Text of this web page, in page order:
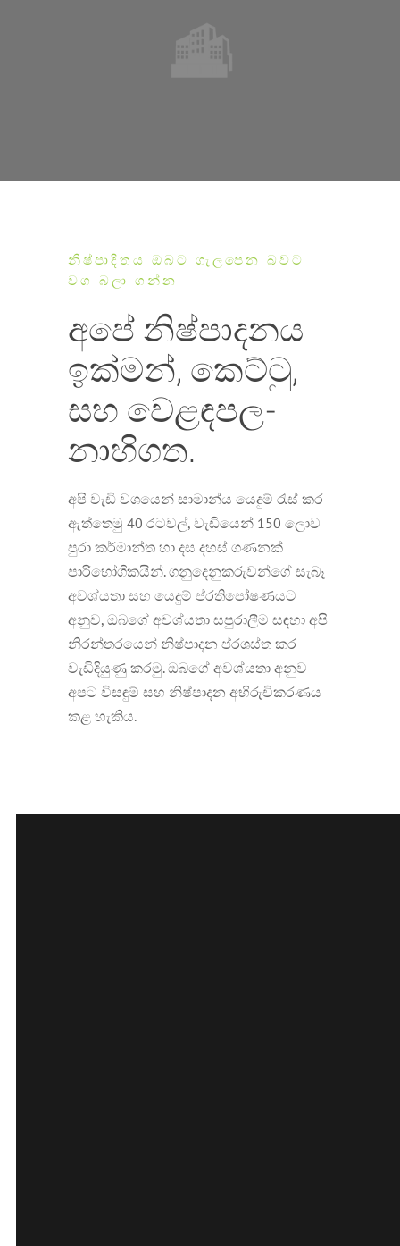
නිෂ්පාදිතය ඔබට ගැලපෙන බවට
වග බලා ගන්න
අපේ නිෂ්පාදනය
ඉක්මන්, කෙට්ටු,
සහ වෙළඳපල-
නාභිගත.
අපි වැඩි වශයෙන් සාමාන්ය යෙදුම් රැස් කර
ඇත්තෙමු 40 රටවල්, වැඩියෙන් 150 ලොව
පුරා කර්මාන්ත හා දස දහස් ගණනක්
පාරිභෝගිකයින්. ගනුදෙනුකරුවන්ගේ සැබෑ
අවශ්යතා සහ යෙදුම් ප්රතිපෝෂණයට
අනුව, ඔබගේ අවශ්යතා සපුරාලීම සඳහා අපි
නිරන්තරයෙන් නිෂ්පාදන ප්රශස්ත කර
වැඩිදියුණු කරමු. ඔබගේ අවශ්යතා අනුව
අපට විසඳුම් සහ නිෂ්පාදන අභිරුචිකරණය
කළ හැකිය.